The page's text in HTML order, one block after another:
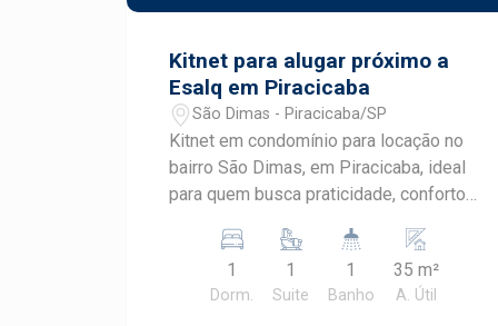
Piracicaba. Agende sua visita.
Kitnet para alugar próximo a
Esalq em Piracicaba
São Dimas - Piracicaba/SP
Kitnet em condomínio para locação no
bairro São Dimas, em Piracicaba, ideal
para quem busca praticidade, conforto
mobiliada e próxima à Escola Superior
de Agricultura Luiz de Queiroz (ESALQ)
e ao Shopping Piracicaba, esta é uma
1
Dorm.
1
Suite
1
Banho
35 m²
A. Útil